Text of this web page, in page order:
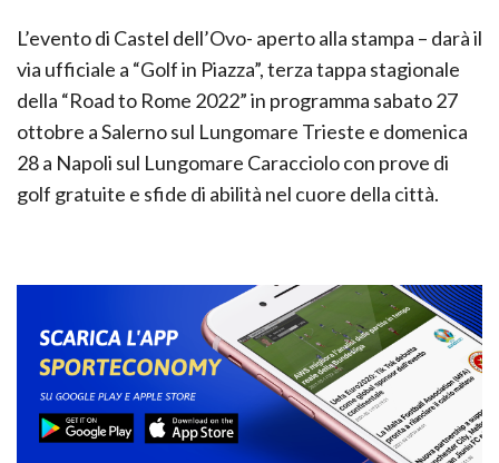
L’evento di Castel dell’Ovo- aperto alla stampa – darà il
via ufficiale a “Golf in Piazza”, terza tappa stagionale
della “Road to Rome 2022” in programma sabato 27
ottobre a Salerno sul Lungomare Trieste e domenica
28 a Napoli sul Lungomare Caracciolo con prove di
golf gratuite e sfide di abilità nel cuore della città.